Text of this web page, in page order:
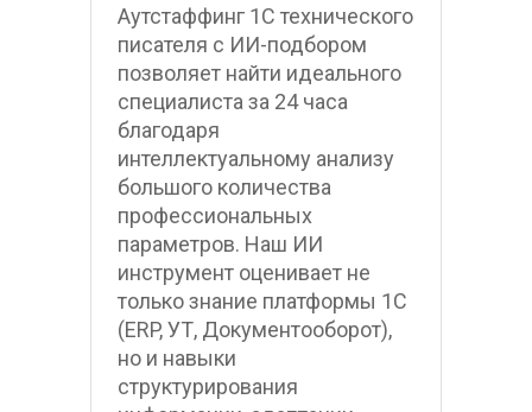
Аутстаффинг 1С технического
писателя с ИИ-подбором
позволяет найти идеального
специалиста за 24 часа
благодаря
интеллектуальному анализу
большого количества
профессиональных
параметров. Наш ИИ
инструмент оценивает не
только знание платформы 1С
(ERP, УТ, Документооборот),
но и навыки
структурирования